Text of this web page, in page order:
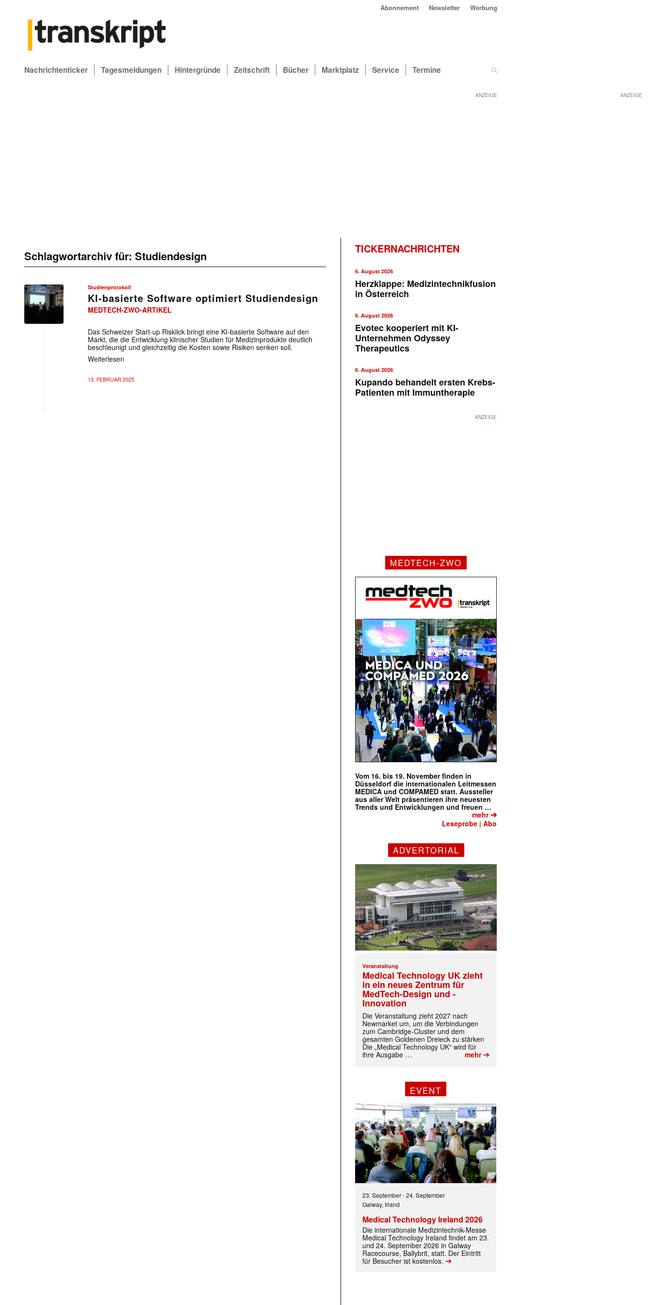
ANZEIGE
Abonnement Newsletter Werbung
Nachrichtenticker Tagesmeldungen Hintergründe Zeitschrift Bücher Marktplatz Service Termine
ANZEIGE
Schlagwortarchiv für: Studiendesign
Studienprotokoll
KI-basierte Software optimiert Studiendesign
MEDTECH-ZWO-ARTIKEL
Das Schweizer Start-up Risklick bringt eine KI-basierte Software auf den
Markt, die die Entwicklung klinischer Studien für Medizinprodukte deutlich
beschleunigt und gleichzeitig die Kosten sowie Risiken senken soll.
Weiterlesen
13. FEBRUAR 2025
TICKERNACHRICHTEN
6. August 2026
Herzklappe: Medizintechnikfusion
in Österreich
6. August 2026
Evotec kooperiert mit KI-
Unternehmen Odyssey
Therapeutics
6. August 2026
Kupando behandelt ersten Krebs-
Patienten mit Immuntherapie
ANZEIGE
MEDTECH-ZWO
Vom 16. bis 19. November finden in
Düsseldorf die internationalen Leitmessen
MEDICA und COMPAMED statt. Aussteller
aus aller Welt präsentieren ihre neuesten
Trends und Entwicklungen und freuen …
mehr➔
Leseprobe |Abo
ADVERTORIAL
Veranstaltung
Medical Technology UK zieht
in ein neues Zentrum für
MedTech-Design und -
Innovation
Die Veranstaltung zieht 2027 nach
Newmarket um, um die Verbindungen
zum Cambridge-Cluster und dem
gesamten Goldenen Dreieck zu stärken
Die „Medical Technology UK“ wird für
ihre Ausgabe …
mehr➔
EVENT
23. September-24. September
Galway, Irland
Medical Technology Ireland 2026
Die internationale Medizintechnik-Messe
Medical Technology Ireland findet am 23.
und 24. September 2026 in Galway
Racecourse, Ballybrit, statt. Der Eintritt
für Besucher ist kostenlos. ➔